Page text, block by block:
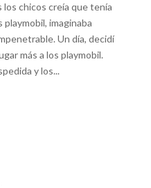
chicos creía que tenía
imaginaba
Un día, decidí
más a los playmobil.
y los...